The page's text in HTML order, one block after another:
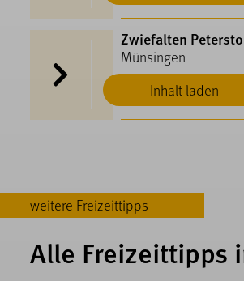
Inhalt laden
Zwiefalten
Münsingen
weitere Freizeittipps
Alle Freizeittipps